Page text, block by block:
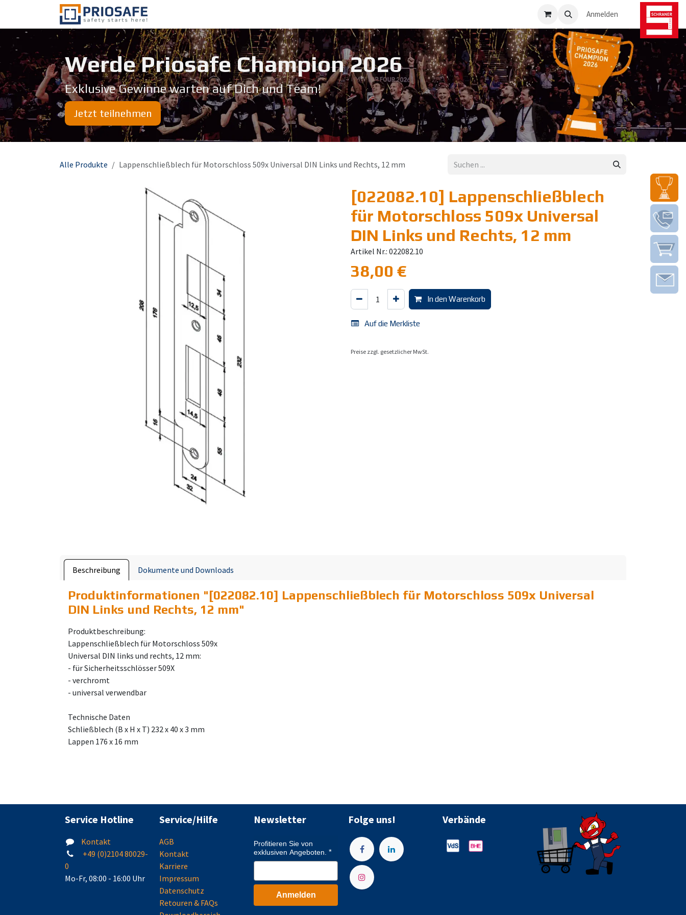
Zum Inhalt springen
Anmelden
Jetzt teilnehmen
Werde Priosafe Champion 20​26
Exklusive Gewinne warten auf Dich und Team!
Alle Produkte Lappenschließblech für Motorschloss 509x Universal DIN Links und Rechts, 12 mm
[022082.10] Lappenschließblech
für Motorschloss 509x Universal
DIN Links und Rechts, 12 mm
Artikel Nr.: 022082.10
38,00 €
In den Warenkorb
Auf die Merkliste
Preise zzgl. gesetzlicher MwSt.
Beschreibung Dokumente und Downloads
Produktinformationen "[022082.10] Lappenschließblech für Motorschloss 509x Universal
DIN Links und Rechts, 12 mm"
Produktbeschreibung:
Lappenschließblech für Motorschloss 509x
Universal DIN links und rechts, 12 mm:
- für Sicherheitsschlösser 509X
- verchromt
- universal verwendbar
Technische Daten
Schließblech (B x H x T) 232 x 40 x 3 mm
Lappen 176 x 16 mm
Service Hotline
Kontakt
+49 (0)2104 80029-
0
Mo-Fr, 08:00 - 16:00 Uhr
Service/Hilfe
AGB
Kontakt
Karriere
Impressum
Datenschutz
Retouren & FAQs
Newsletter
Profitieren Sie von
exklusiven Angeboten.
Anmelden
Folge uns! Verbände